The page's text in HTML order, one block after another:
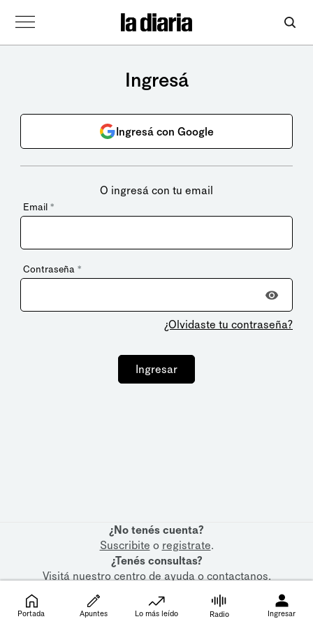
Ingresá
Ingresá con Google
O ingresá con tu email
Email *
Contraseña *
¿Olvidaste tu contraseña?
Ingresar
¿No tenés cuenta?
Suscribite o registrate.
¿Tenés consultas?
Visitá nuestrocentro de ayudaocontactanos.
Portada Apuntes Lo más leído Radio Ingresar